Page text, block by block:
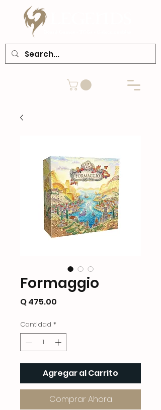
Formaggio
Q 475.00
Cantidad *
Agregar al Carrito
Comprar Ahora